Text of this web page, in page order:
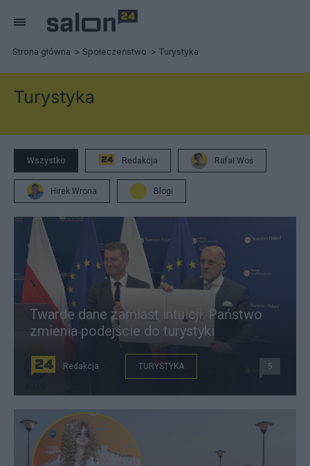
Strona główna Społeczeństwo Turystyka
Turystyka
Wszystko Redakcja Rafał Woś
Hirek Wrona Blogi
Twarde dane zamiast intuicji. Państwo
zmienia podejście do turystyki
Redakcja TURYSTYKA 5